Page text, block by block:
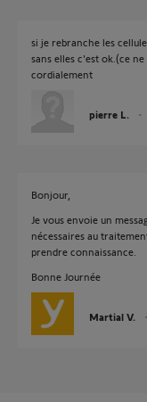
si je rebranche les
sans elles c'est ok.(ce ne
cordialement
pierre L.
Bonjour,
Je vous envoie un
nécessaires au
prendre connaissance.
Bonne Journée
Martial V.